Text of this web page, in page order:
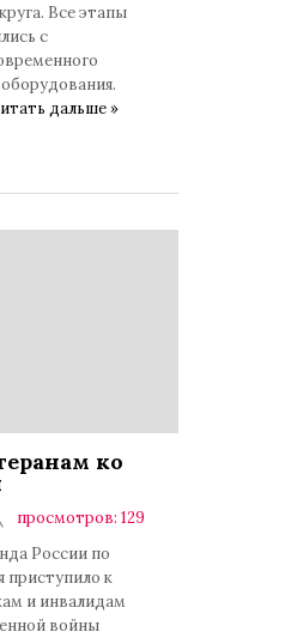
Все этапы
с
дальше »
ко
просмотров: 129
России по
приступило к
и инвалидам
войны